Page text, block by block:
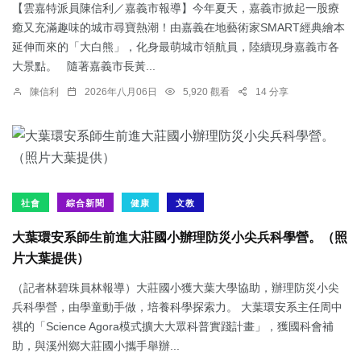
【雲嘉特派員陳信利／嘉義市報導】今年夏天，嘉義市掀起一股療
癒又充滿趣味的城市尋寶熱潮！由嘉義在地藝術家SMART經典繪本
延伸而來的「大白熊」，化身最萌城市領航員，陸續現身嘉義市各
大景點。 隨著嘉義市長黃...
陳信利 2026年八月06日 5,920 觀看 14 分享
社會 綜合新聞 健康 文教
大葉環安系師生前進大莊國小辦理防災小尖兵科學營。（照
片大葉提供）
（記者林碧珠員林報導）大莊國小獲大葉大學協助，辦理防災小尖
兵科學營，由學童動手做，培養科學探索力。 大葉環安系主任周中
祺的「Science Agora模式擴大大眾科普實踐計畫」，獲國科會補
助，與溪州鄉大莊國小攜手舉辦...